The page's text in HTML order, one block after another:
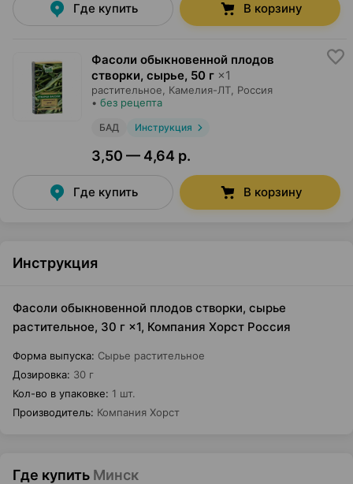
Где купить В корзину
Фасоли обыкновенной плодов
створки, сырье, 50 г ×1
растительное, Камелия-ЛТ , Россия
• без рецепта
БАД Инструкция
3,50 — 4,64 р.
Где купить В корзину
Инструкция
Фасоли обыкновенной плодов створки, сырье
растительное, 30 г ×1, Компания Хорст Россия
Форма выпуска: Сырье растительное
Дозировка: 30 г
Кол-во в упаковке: 1 шт.
Производитель: Компания Хорст
Где купить Минск